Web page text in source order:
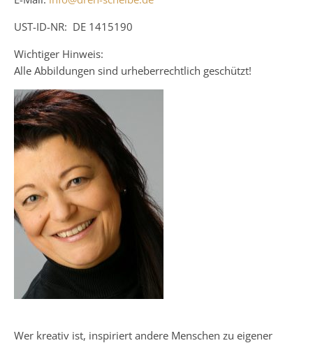
UST-ID-NR: DE 1415190
Wichtiger Hinweis:
Alle Abbildungen sind urheberrechtlich geschützt!
Wer kreativ ist, inspiriert andere Menschen zu eigener